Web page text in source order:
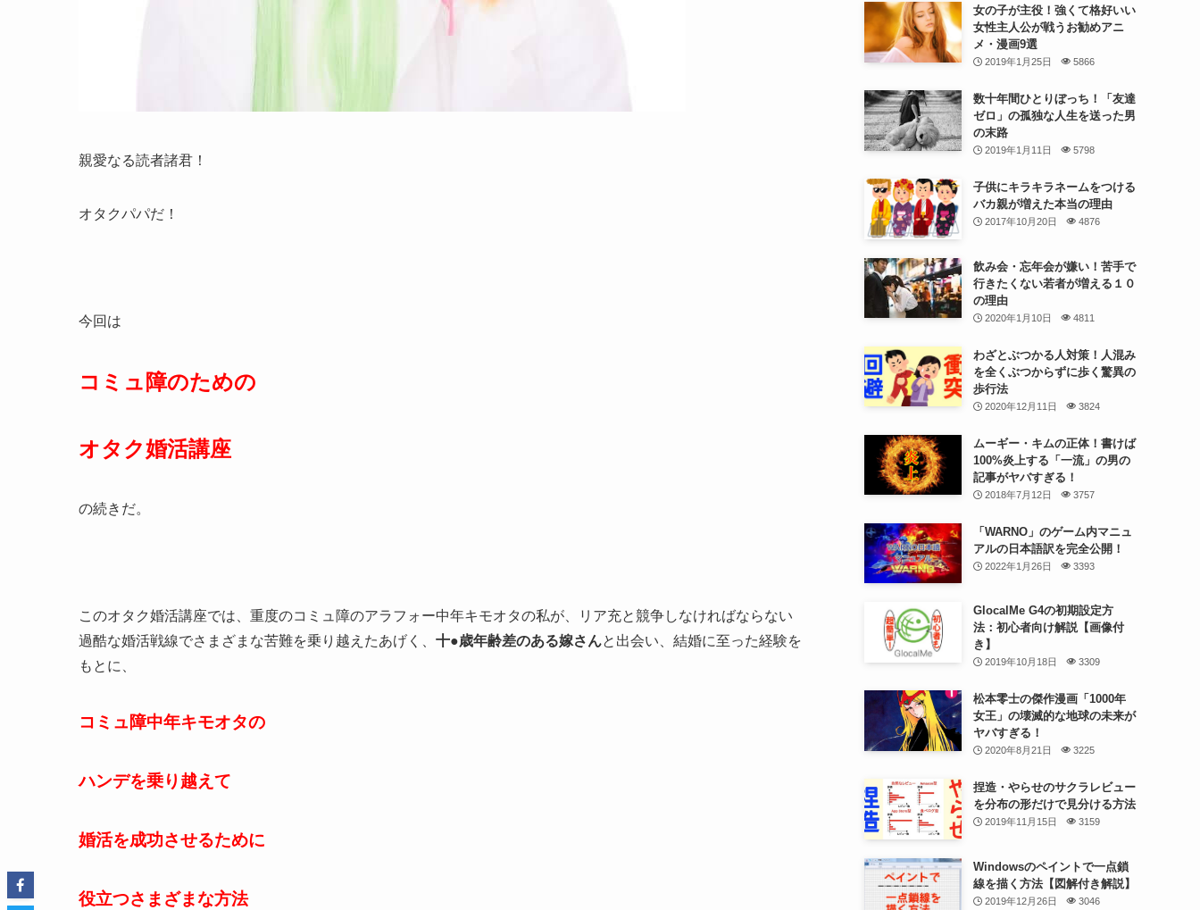
親愛なる読者諸君！
オタクパパだ！
今回は
コミュ障のための
オタク婚活講座
の続きだ。
このオタク婚活講座では、重度のコミュ障のアラフォー中年キモオタの私が、リア充と競争しなければならない
過酷な婚活戦線でさまざまな苦難を乗り越えたあげく、 十●歳年齢差のある嫁さんと出会い、結婚に至った経験を
もとに、
コミュ障中年キモオタの
ハンデを乗り越えて
婚活を成功させるために
役立つさまざまな方法
女の子が主役！強くて格好いい
女性主人公が戦うお勧めアニ
メ・漫画9選
2019年1月25日 5866
数十年間ひとりぼっち！「友達
ゼロ」の孤独な人生を送った男
の末路
2019年1月11日 5798
子供にキラキラネームをつける
バカ親が増えた本当の理由
2017年10月20日 4876
飲み会・忘年会が嫌い！苦手で
行きたくない若者が増える１０
の理由
2020年1月10日 4811
わざとぶつかる人対策！人混み
を全くぶつからずに歩く驚異の
歩行法
2020年12月11日 3824
ムーギー・キムの正体！書けば
100%炎上する「一流」の男の
記事がヤバすぎる！
2018年7月12日 3757
「WARNO」のゲーム内マニュ
アルの日本語訳を完全公開！
2022年1月26日 3393
GlocalMe G4の初期設定方
法：初心者向け解説【画像付
き】
2019年10月18日 3309
松本零士の傑作漫画「1000年
女王」の壊滅的な地球の未来が
ヤバすぎる！
2020年8月21日 3225
捏造・やらせのサクラレビュー
を分布の形だけで見分ける方法
2019年11月15日 3159
Windowsのペイントで一点鎖
線を描く方法【図解付き解説】
2019年12月26日 3046